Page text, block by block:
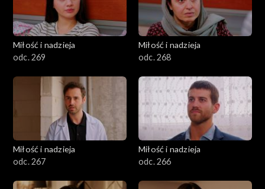
Miłość i nadzieja
odc. 269
Miłość i nadzieja
odc. 268
Miłość i nadzieja
odc. 267
Miłość i nadzieja
odc. 266